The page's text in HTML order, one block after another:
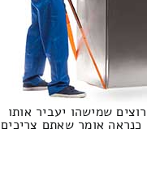
שמישהו יעביר אותו
אומר שאתם צריכים